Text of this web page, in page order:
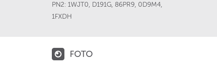
PN2: 1WJT0, D191G, 86PR9, 0D9M4,
1FXDH
FOTO